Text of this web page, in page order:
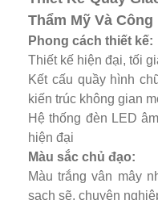
Thẩm Mỹ Và Công
Phong cách thiết kế:
Thiết kế hiện đại, tối
Kết cấu quầy hình
kiến trúc không gian
Hệ thống đèn LED
hiện đại
Màu sắc chủ đạo:
Màu trắng vân mây
sạch sẽ, chuyên